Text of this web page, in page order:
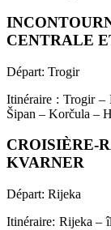
CENTRALE
Départ: Trogir
Itinéraire : Trogir –
Šipan – Korčula –
KVARNER
Départ: Rijeka
Itinéraire: Rijeka –